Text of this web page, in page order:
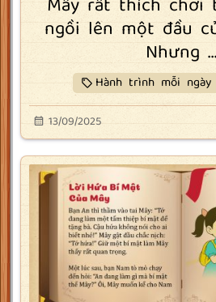
ngồi lên một đầu
Nhưng ...
Hành trình mỗi
13/09/2025